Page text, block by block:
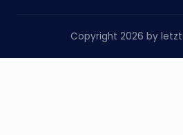
Copyright 2026 by